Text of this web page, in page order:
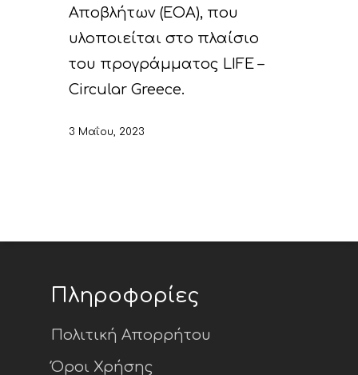
Αποβλήτων (ΕΟΑ), που
υλοποιείται στο πλαίσιο
του προγράμματος LIFE –
Circular Greece.
3 Μαΐου, 2023
Πληροφορίες
Πολιτική Απορρήτου
Όροι Χρήσης